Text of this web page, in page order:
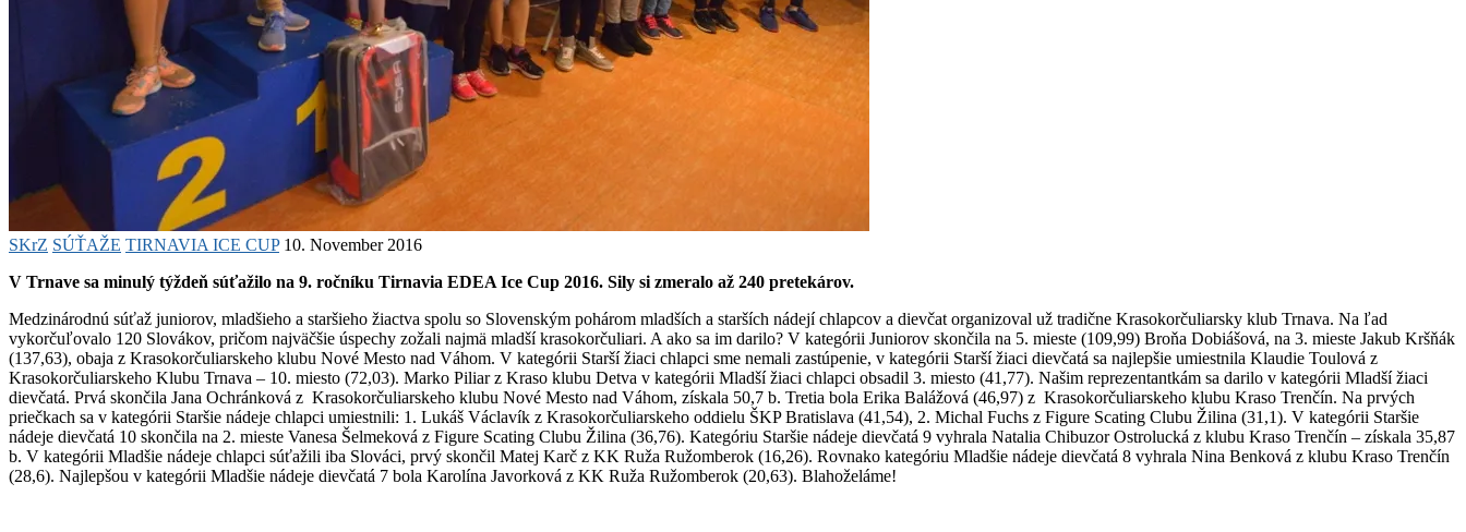
SKrZ SÚŤAŽE TIRNAVIA ICE CUP 10. November 2016
V Trnave sa minulý týždeň súťažilo na 9. ročníku Tirnavia EDEA Ice Cup 2016. Sily si zmeralo až 240 pretekárov.
Medzinárodnú súťaž juniorov, mladšieho a staršieho žiactva spolu so Slovenským pohárom mladších a starších nádejí chlapcov a dievčat organizoval už tradične Krasokorčuliarsky klub Trnava. Na ľad
vykorčuľovalo 120 Slovákov, pričom najväčšie úspechy zožali najmä mladší krasokorčuliari. A ako sa im darilo? V kategórii Juniorov skončila na 5. mieste (109,99) Broňa Dobiášová, na 3. mieste Jakub Kršňák
(137,63), obaja z Krasokorčuliarskeho klubu Nové Mesto nad Váhom. V kategórii Starší žiaci chlapci sme nemali zastúpenie, v kategórii Starší žiaci dievčatá sa najlepšie umiestnila Klaudie Toulová z
Krasokorčuliarskeho Klubu Trnava – 10. miesto (72,03). Marko Piliar z Kraso klubu Detva v kategórii Mladší žiaci chlapci obsadil 3. miesto (41,77). Našim reprezentantkám sa darilo v kategórii Mladší žiaci
dievčatá. Prvá skončila Jana Ochránková z Krasokorčuliarskeho klubu Nové Mesto nad Váhom, získala 50,7 b. Tretia bola Erika Balážová (46,97) z Krasokorčuliarskeho klubu Kraso Trenčín. Na prvých
priečkach sa v kategórii Staršie nádeje chlapci umiestnili: 1. Lukáš Václavík z Krasokorčuliarskeho oddielu ŠKP Bratislava (41,54), 2. Michal Fuchs z Figure Scating Clubu Žilina (31,1). V kategórii Staršie
nádeje dievčatá 10 skončila na 2. mieste Vanesa Šelmeková z Figure Scating Clubu Žilina (36,76). Kategóriu Staršie nádeje dievčatá 9 vyhrala Natalia Chibuzor Ostrolucká z klubu Kraso Trenčín – získala 35,87
b. V kategórii Mladšie nádeje chlapci súťažili iba Slováci, prvý skončil Matej Karč z KK Ruža Ružomberok (16,26). Rovnako kategóriu Mladšie nádeje dievčatá 8 vyhrala Nina Benková z klubu Kraso Trenčín
(28,6). Najlepšou v kategórii Mladšie nádeje dievčatá 7 bola Karolína Javorková z KK Ruža Ružomberok (20,63). Blahoželáme!